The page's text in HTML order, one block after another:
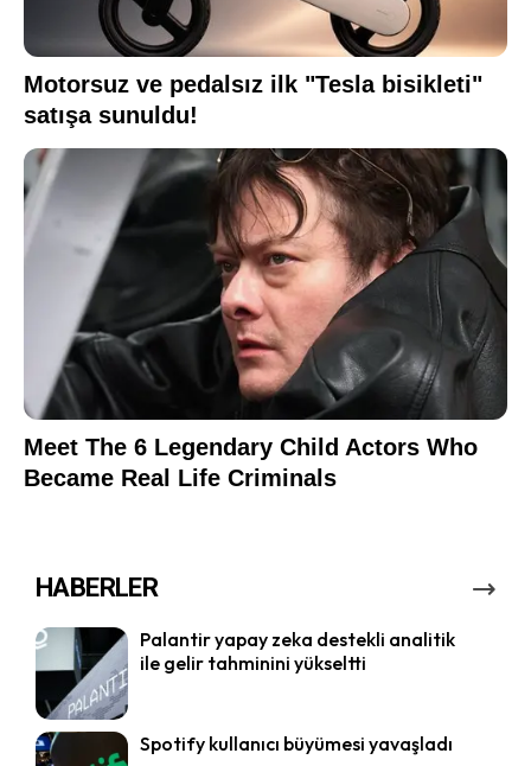
HABERLER
Palantir yapay zeka destekli analitik
ile gelir tahminini yükseltti
Spotify kullanıcı büyümesi yavaşladı